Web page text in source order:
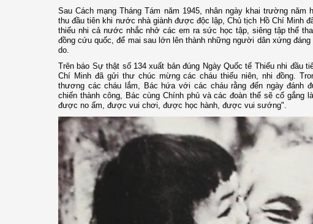
Sau Cách mạng Tháng Tám năm 1945, nhân ngày khai trường năm
thu đầu tiên khi nước nhà giành được độc lập, Chủ tịch Hồ Chí Minh
thiếu nhi cả nước nhắc nhở các em ra sức học tập, siêng tập thể
đồng cứu quốc, để mai sau lớn lên thành những người dân xứng
do.
Trên báo Sự thật số 134 xuất bản đúng Ngày Quốc tế Thiếu nhi đầu
Chí Minh đã gửi thư chúc mừng các cháu thiếu niên, nhi đồng.
thương các cháu lắm, Bác hứa với các cháu rằng đến ngày đánh
chiến thành công, Bác cùng Chính phủ và các đoàn thể sẽ cố gắng
được no ấm, được vui chơi, được học hành, được vui sướng".